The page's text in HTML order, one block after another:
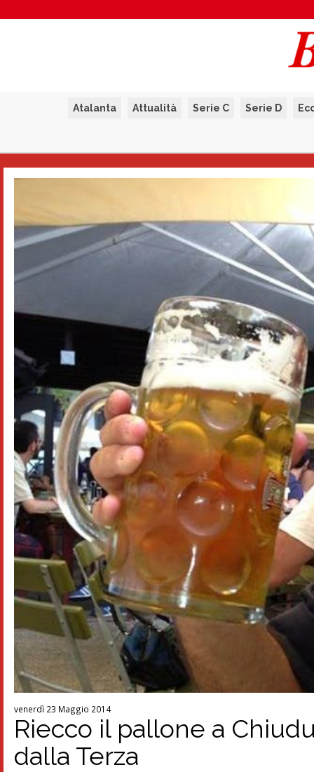
Atalanta Attualità Serie C Serie D
venerdì 23 Maggio 2014
Riecco il pallone a
dalla Terza